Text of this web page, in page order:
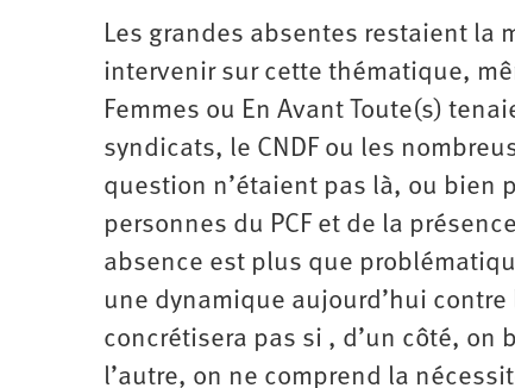
Les grandes absentes restaient la
intervenir sur cette thématique,
Femmes ou En Avant Toute(s)
syndicats, le CNDF ou les
question n’étaient pas là, ou bien
personnes du PCF et de la
absence est plus que
une dynamique aujourd’hui
concrétisera pas si , d’un côté, on
l’autre, on ne comprend la